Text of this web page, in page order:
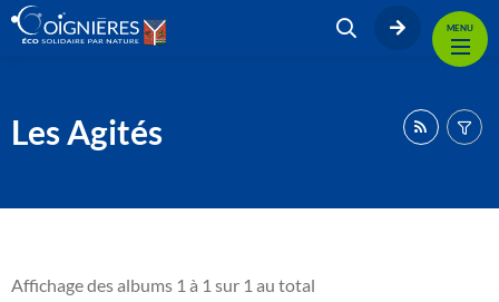
MENU
Les Agités
Affichage des albums 1 à 1 sur 1 au total